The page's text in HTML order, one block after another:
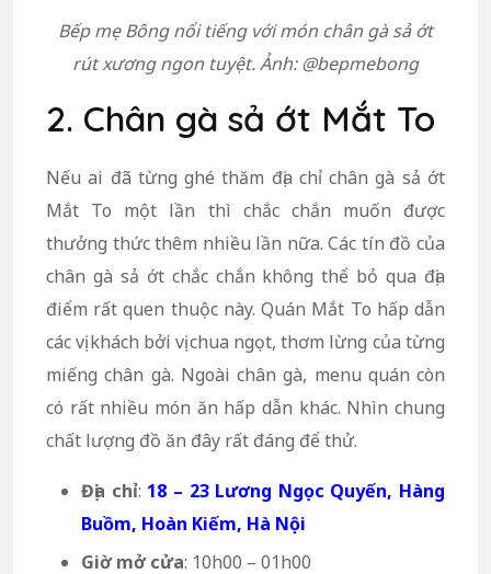
Bếp mẹ Bông nổi tiếng với món chân gà sả ớt
rút xương ngon tuyệt. Ảnh: @bepmebong
2. Chân gà sả ớt Mắt To
Nếu ai đã từng ghé thăm địa chỉ chân gà sả ớt
Mắt To một lần thì chắc chắn muốn được
thưởng thức thêm nhiều lần nữa. Các tín đồ của
chân gà sả ớt chắc chắn không thể bỏ qua địa
điểm rất quen thuộc này. Quán Mắt To hấp dẫn
các vị khách bởi vị chua ngọt, thơm lừng của từng
miếng chân gà. Ngoài chân gà, menu quán còn
có rất nhiều món ăn hấp dẫn khác. Nhìn chung
chất lượng đồ ăn đây rất đáng để thử.
Địa chỉ: 18 – 23 Lương Ngọc Quyến, Hàng
Buồm, Hoàn Kiếm, Hà Nội
Giờ mở cửa: 10h00 – 01h00